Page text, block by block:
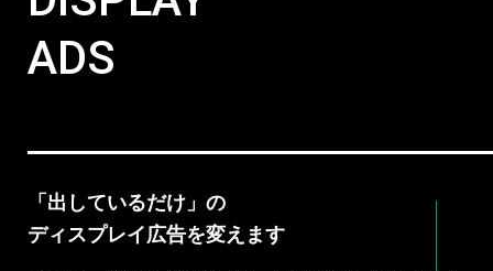
ADS
「出しているだけ」の
ディスプレイ広告を変えます
BLOG